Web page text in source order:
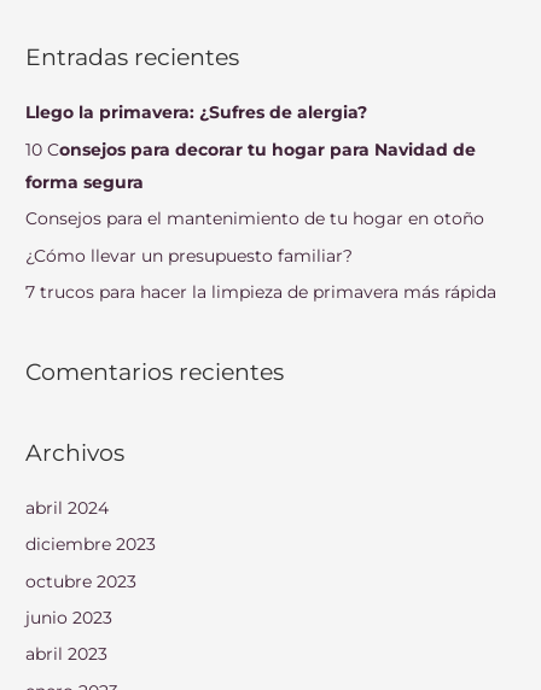
c
r
:
Entradas recientes
Llego la primavera: ¿Sufres de alergia?
10 Consejos para decorar tu hogar para Navidad de
forma segura
Consejos para el mantenimiento de tu hogar en otoño
¿Cómo llevar un presupuesto familiar?
7 trucos para hacer la limpieza de primavera más rápida
Comentarios recientes
Archivos
abril 2024
diciembre 2023
octubre 2023
junio 2023
abril 2023